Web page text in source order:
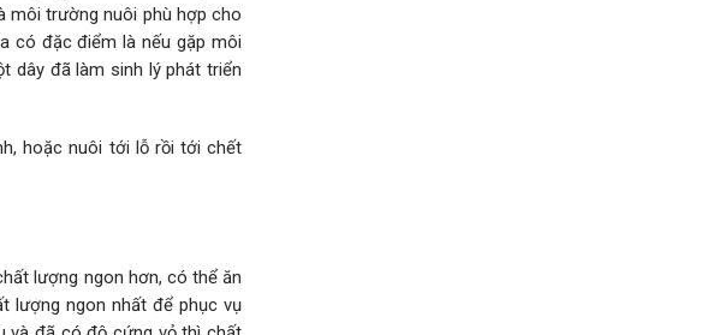
môi trường nuôi phù hợp cho
có đặc điểm là nếu gặp môi
dây đã làm sinh lý phát triển
hoặc nuôi tới lỗ rồi tới chết
lượng ngon hơn, có thể ăn
lượng ngon nhất để phục vụ